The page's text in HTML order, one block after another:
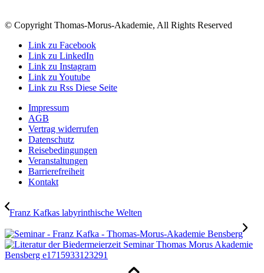
© Copyright Thomas-Morus-Akademie, All Rights Reserved
Link zu Facebook
Link zu LinkedIn
Link zu Instagram
Link zu Youtube
Link zu Rss Diese Seite
Impressum
AGB
Vertrag widerrufen
Datenschutz
Reisebedingungen
Veranstaltungen
Barrierefreiheit
Kontakt
Franz Kafkas labyrinthische Welten